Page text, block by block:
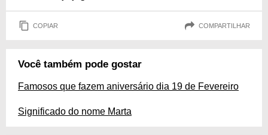
COPIAR COMPARTILHAR
Você também pode gostar
Famosos que fazem aniversário dia 19 de Fevereiro
Significado do nome Marta